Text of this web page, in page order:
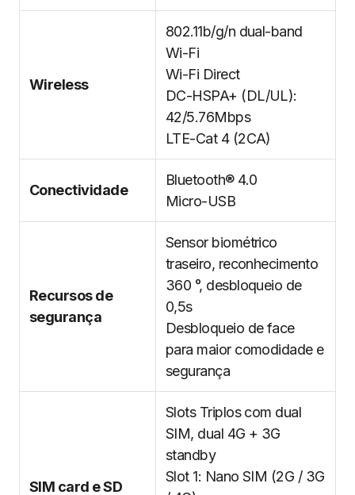
Wireless
802.11b/g/n dual-band
Wi-Fi
Wi-Fi Direct
DC-HSPA+ (DL/UL):
42/5.76Mbps
LTE-Cat 4 (2CA)
Conectividade
Bluetooth® 4.0
Micro-USB
Recursos de
segurança
Sensor biométrico
traseiro, reconhecimento
360 °, desbloqueio de
0,5s
Desbloqueio de face
para maior comodidade e
segurança
SIM card e SD
Slots Triplos com dual
SIM, dual 4G + 3G
standby
Slot 1: Nano SIM (2G / 3G